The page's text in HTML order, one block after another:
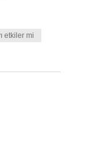
etkiler mi